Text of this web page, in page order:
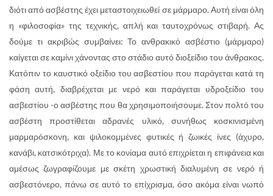
διότι από ασβέστης έχει μεταστοιχειωθεί σε μάρμαρο. Αυτή είναι όλη
η «φιλοσοφία» της τεχνικής, απλή και ταυτοχρόνως στιβαρή. Ας
δούμε τι ακριβώς συμβαίνει: Το ανθρακικό ασβέστιο (μάρμαρο)
καίγεται σε καμίνι χάνοντας στο στάδιο αυτό διοξείδιο του άνθρακος.
Κατόπιν το καυστικό οξείδιο του ασβεστίου που παράγεται κατά τη
φάση αυτή, διαβρέχεται με νερό και παράγεται υδροξείδιο του
ασβεστίου -ο ασβέστης που θα χρησιμοποιήσουμε. Στον πολτό του
ασβέστη προστίθεται αδρανές υλικό, συνήθως κοσκινισμένη
μαρμαρόσκονη, και ψιλοκομμένες φυτικές ή ζωικές ίνες (άχυρο,
κανάβι, κατσικότριχα). Με το κονίαμα αυτό επιχρίεται η επιφάνεια και
αμέσως ζωγραφίζουμε με σκέτη χρωστική διαλυμένη σε νερό ή
ασβεστόνερο, πάνω σε αυτό το επίχρισμα, όσο ακόμα είναι νωπό